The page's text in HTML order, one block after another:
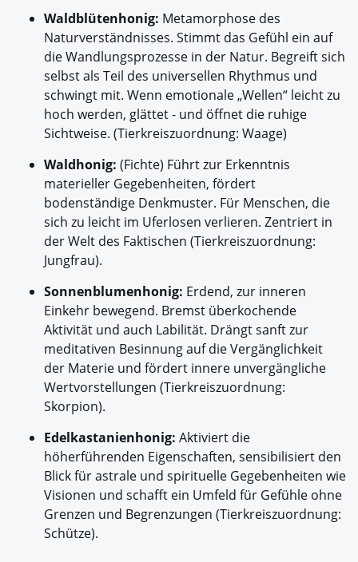
Waldblütenhonig: Metamorphose des
Naturverständnisses. Stimmt das Gefühl ein auf
die Wandlungsprozesse in der Natur. Begreift sich
selbst als Teil des universellen Rhythmus und
schwingt mit. Wenn emotionale „Wellen“ leicht zu
hoch werden, glättet - und öffnet die ruhige
Sichtweise. (Tierkreiszuordnung: Waage)
Waldhonig: (Fichte) Führt zur Erkenntnis
materieller Gegebenheiten, fördert
bodenständige Denkmuster. Für Menschen, die
sich zu leicht im Uferlosen verlieren. Zentriert in
der Welt des Faktischen (Tierkreiszuordnung:
Jungfrau).
Sonnenblumenhonig: Erdend, zur inneren
Einkehr bewegend. Bremst überkochende
Aktivität und auch Labilität. Drängt sanft zur
meditativen Besinnung auf die Vergänglichkeit
der Materie und fördert innere unvergängliche
Wertvorstellungen (Tierkreiszuordnung:
Skorpion).
Edelkastanienhonig: Aktiviert die
höherführenden Eigenschaften, sensibilisiert den
Blick für astrale und spirituelle Gegebenheiten wie
Visionen und schafft ein Umfeld für Gefühle ohne
Grenzen und Begrenzungen (Tierkreiszuordnung:
Schütze).